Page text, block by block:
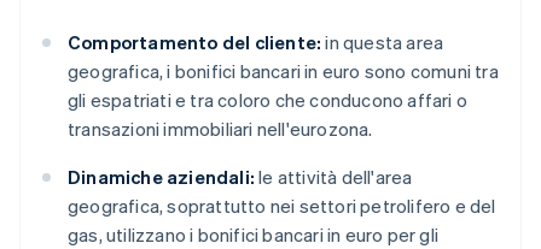
Comportamento del cliente: in questa area
geografica, i bonifici bancari in euro sono comuni tra
gli espatriati e tra coloro che conducono affari o
transazioni immobiliari nell'eurozona.
Dinamiche aziendali: le attività dell'area
geografica, soprattutto nei settori petrolifero e del
gas, utilizzano i bonifici bancari in euro per gli